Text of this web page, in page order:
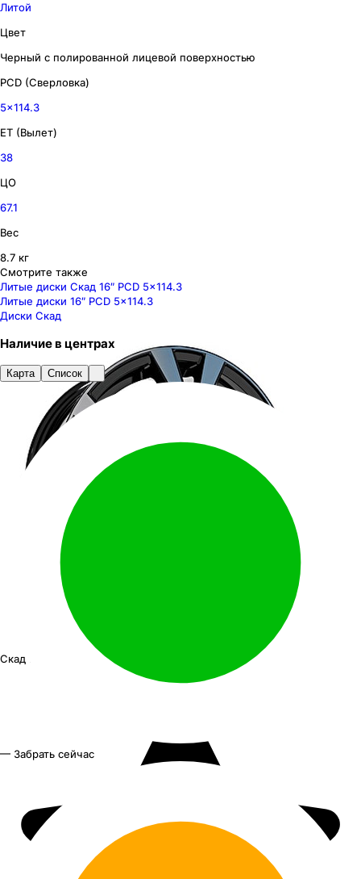
Литой
Цвет
Черный с полированной лицевой поверхностью
PCD (Сверловка)
5x114.3
ET (Вылет)
38
ЦО
67.1
Вес
8.7 кг
Смотрите также
Литые диски Скад 16″ PCD 5x114.3
Литые диски 16″ PCD 5x114.3
Диски Скад
Скад Нагано 16"x6.5J PCD 5x114.3 ЕТ 38 ЦО 67.1
Наличиев центрах
Карта Список
— Забрать сейчас